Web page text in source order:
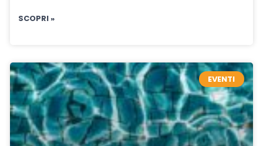
SCOPRI »
EVENTI